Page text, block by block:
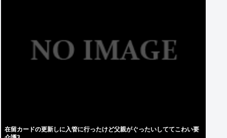
在留カードの更新しに入管に行ったけど父親がぐったいしててこわい要